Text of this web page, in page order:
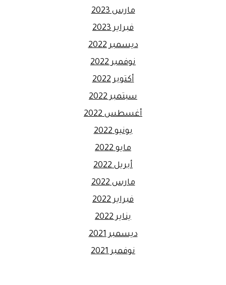
مارس 2023
فبراير 2023
ديسمبر 2022
نوفمبر 2022
أكتوبر 2022
سبتمبر 2022
أغسطس 2022
يونيو 2022
مايو 2022
أبريل 2022
مارس 2022
فبراير 2022
يناير 2022
ديسمبر 2021
نوفمبر 2021